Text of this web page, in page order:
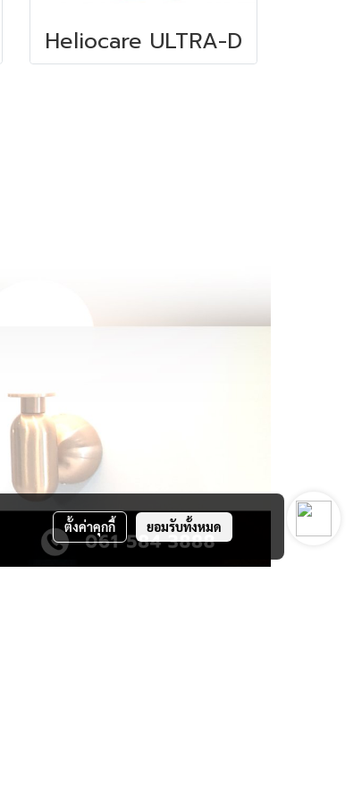
Heliocare ULTRA-D
ตั้งค่าคุกกี้ ยอมรับทั้งหมด